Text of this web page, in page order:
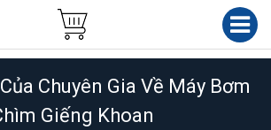
Chuyên Gia Về Máy Bơm
Giếng Khoan